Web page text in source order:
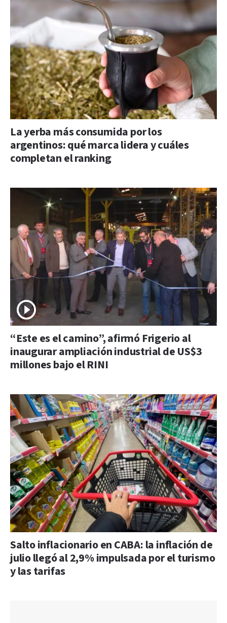
La yerba más consumida por los
argentinos: qué marca lidera y cuáles
completan el ranking
“Este es el camino”, afirmó Frigerio al
inaugurar ampliación industrial de US$3
millones bajo el RINI
Salto inflacionario en CABA: la inflación de
julio llegó al 2,9% impulsada por el turismo
y las tarifas